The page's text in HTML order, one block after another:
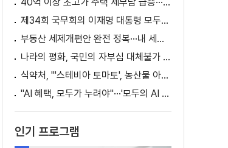
제34회 국무회의 이재명 대통령 모두발언
부동산 세제개편안 완전 정복···내 세금 어떻게 달라지나? [K-정책 사용법]
나라의 평화, 국민의 자부심 대체불가 대한민국 이재명 대통령 모두말씀
식약처, "'스테비아 토마토', 농산물 아닌 가공식품"
"AI 혜택, 모두가 누려야"···'모두의 AI 성장사다리' 출범
인기 프로그램